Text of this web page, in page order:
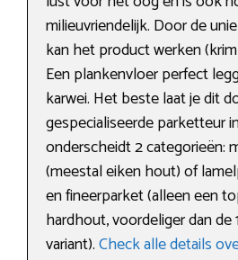
milieuvriendelijk. Door de
kan het product werken
Een plankenvloer perfect
karwei. Het beste laat je dit
gespecialiseerde parketteur
onderscheidt 2 categorieën:
(meestal eiken hout) of
en fineerparket (alleen een
hardhout, voordeliger dan
variant).Check alle details